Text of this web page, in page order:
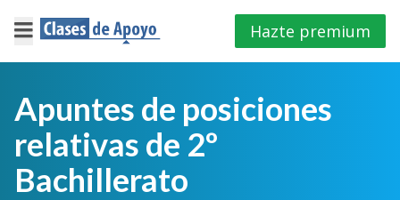
×
Iniciar
sesión
Hazte premium
Apuntes de posiciones
relativas de 2º
Bachillerato